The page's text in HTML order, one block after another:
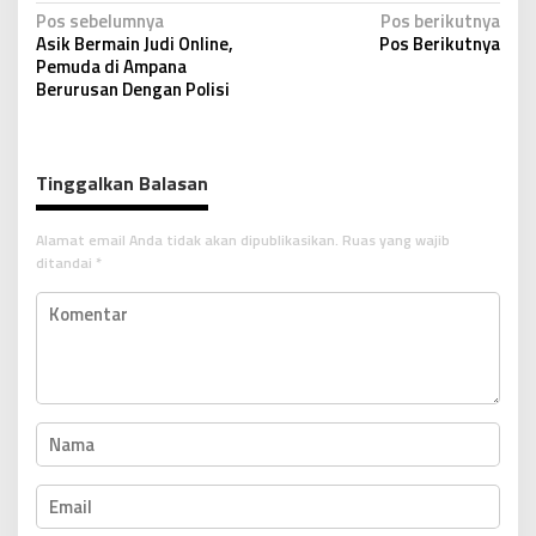
N
a
v
a
s
i
p
o
Pos sebelumnya
Asik Bermain Judi Online,
Pemuda di Ampana
Berurusan Dengan Polisi
Pos berikutnya
Pos Berikutnya
Tinggalkan Balasan
Alamat email Anda tidak akan dipublikasikan. Ruas yang wajib
ditandai *